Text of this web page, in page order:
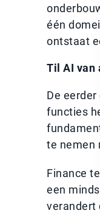
één
ontstaat
Til AI van
De
functies
te nemen
Finance
een
verandert